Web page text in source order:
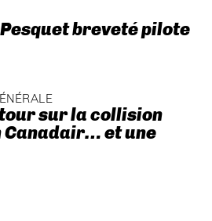
breveté pilote
sur la collision
Canadair… et une